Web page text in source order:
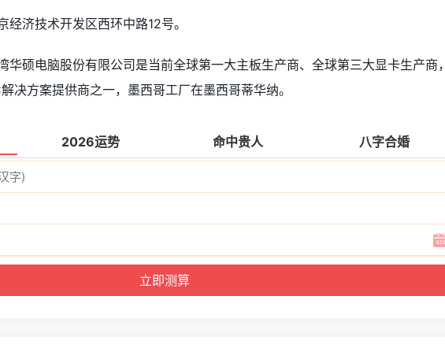
经济技术开发区西环中路12号。
华硕电脑股份有限公司是当前全球第一大主板生产商、全球第三大显卡生产商
决方案提供商之一，墨西哥工厂在墨西哥蒂华纳。
2026运势 命中贵人 八字合婚